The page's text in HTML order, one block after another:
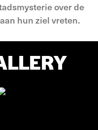
over de
hun ziel vreten.